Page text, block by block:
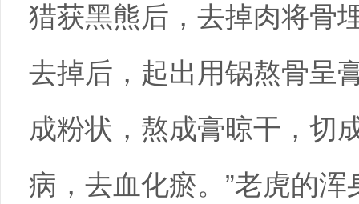
猎获黑熊后，去掉肉将骨
去掉后，起出用锅熬骨呈
成粉状，熬成膏晾干，切
病，去血化瘀。”老虎的